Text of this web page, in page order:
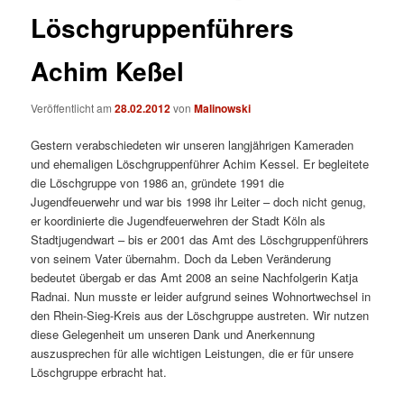
Löschgruppenführers
Achim Keßel
Veröffentlicht am28.02.2012vonMalinowski
Gestern verabschiedeten wir unseren langjährigen Kameraden
und ehemaligen Löschgruppenführer Achim Kessel. Er begleitete
die Löschgruppe von 1986 an, gründete 1991 die
Jugendfeuerwehr und war bis 1998 ihr Leiter – doch nicht genug,
er koordinierte die Jugendfeuerwehren der Stadt Köln als
Stadtjugendwart – bis er 2001 das Amt des Löschgruppenführers
von seinem Vater übernahm. Doch da Leben Veränderung
bedeutet übergab er das Amt 2008 an seine Nachfolgerin Katja
Radnai. Nun musste er leider aufgrund seines Wohnortwechsel in
den Rhein-Sieg-Kreis aus der Löschgruppe austreten. Wir nutzen
diese Gelegenheit um unseren Dank und Anerkennung
auszusprechen für alle wichtigen Leistungen, die er für unsere
Löschgruppe erbracht hat.